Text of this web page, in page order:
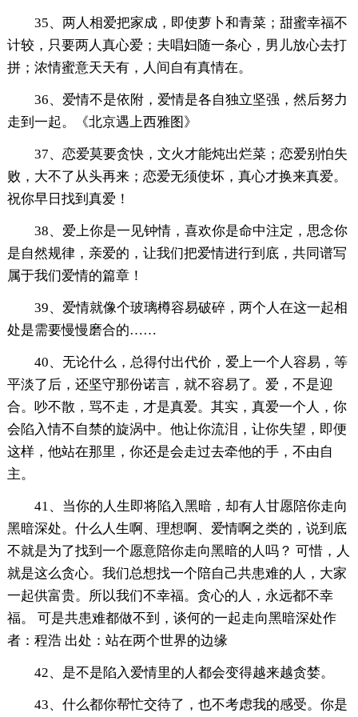
35、两人相爱把家成，即使萝卜和青菜；甜蜜幸福不
计较，只要两人真心爱；夫唱妇随一条心，男儿放心去打
拼；浓情蜜意天天有，人间自有真情在。
36、爱情不是依附，爱情是各自独立坚强，然后努力
走到一起。《北京遇上西雅图》
37、恋爱莫要贪快，文火才能炖出烂菜；恋爱别怕失
败，大不了从头再来；恋爱无须使坏，真心才换来真爱。
祝你早日找到真爱！
38、爱上你是一见钟情，喜欢你是命中注定，思念你
是自然规律，亲爱的，让我们把爱情进行到底，共同谱写
属于我们爱情的篇章！
39、爱情就像个玻璃樽容易破碎，两个人在这一起相
处是需要慢慢磨合的……
40、无论什么，总得付出代价，爱上一个人容易，等
平淡了后，还坚守那份诺言，就不容易了。爱，不是迎
合。吵不散，骂不走，才是真爱。其实，真爱一个人，你
会陷入情不自禁的旋涡中。他让你流泪，让你失望，即便
这样，他站在那里，你还是会走过去牵他的手，不由自
主。
41、当你的人生即将陷入黑暗，却有人甘愿陪你走向
黑暗深处。什么人生啊、理想啊、爱情啊之类的，说到底
不就是为了找到一个愿意陪你走向黑暗的人吗？ 可惜，人
就是这么贪心。我们总想找一个陪自己共患难的人，大家
一起供富贵。所以我们不幸福。贪心的人，永远都不幸
福。 可是共患难都做不到，谈何的一起走向黑暗深处作
者：程浩 出处：站在两个世界的边缘
42、是不是陷入爱情里的人都会变得越来越贪婪。
43、什么都你帮忙交待了，也不考虑我的感受。你是